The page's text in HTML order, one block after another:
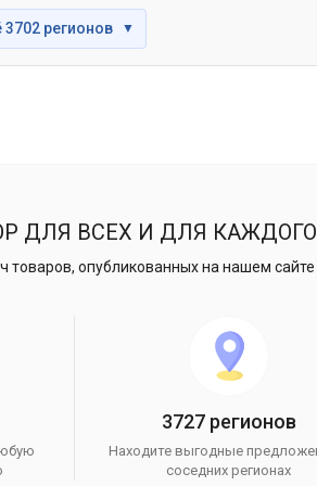
3702 регионов ▼
ДЛЯ ВСЕХ И ДЛЯ
товаров, опубликованных на нашем сайте
3727 регионов
Находите выгодные
соседних регионах